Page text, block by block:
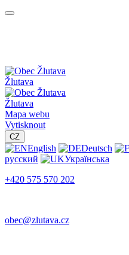
Žlutava
Žlutava
Mapa webu
Vytisknout
CZ
English Deutsch
русский
Українська
+420 575 570 202
obec@zlutava.cz